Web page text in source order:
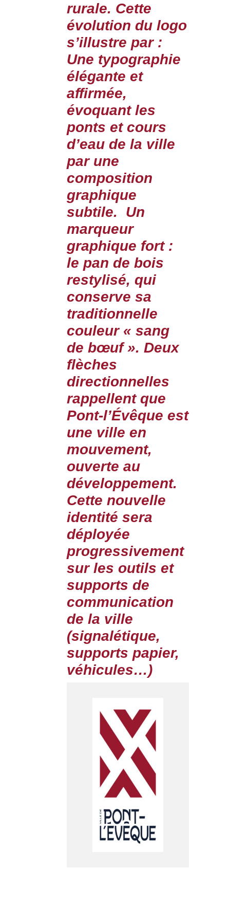
rurale. Cette
évolution du logo
s’illustre par :
Une typographie
élégante et
affirmée,
évoquant les
ponts et cours
d’eau de la ville
par une
composition
graphique
subtile. Un
marqueur
graphique fort :
le pan de bois
restylisé, qui
conserve sa
traditionnelle
couleur « sang
de bœuf ». Deux
flèches
directionnelles
rappellent que
Pont-l’Évêque est
une ville en
mouvement,
ouverte au
développement.
Cette nouvelle
identité sera
déployée
progressivement
sur les outils et
supports de
communication
de la ville
(signalétique,
supports papier,
véhicules…)